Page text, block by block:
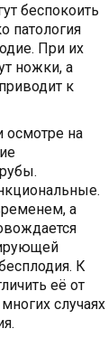
беспокоить
патология
При их
ножки, а
к
осмотре на
а
К
её от
случаях